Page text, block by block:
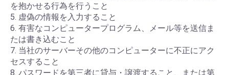
を抱かせる行為を行うこと
5. 虚偽の情報を入力すること
6. 有害なコンピュータープログラム、メール等を送信ま
たは書き込むこと
7. 当社のサーバーその他のコンピューターに不正にアク
セスすること
8. パスワードを第三者に貸与・譲渡すること、または第